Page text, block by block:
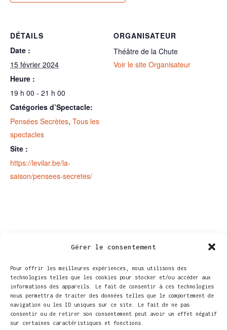
Gérer le consentement
Pour offrir les meilleures expériences, nous utilisons des
technologies telles que les cookies pour stocker et/ou accéder aux
informations des appareils. Le fait de consentir à ces technologies
nous permettra de traiter des données telles que le comportement de
navigation ou les ID uniques sur ce site. Le fait de ne pas
consentir ou de retirer son consentement peut avoir un effet négatif
sur certaines caractéristiques et fonctions.
DÉTAILS
Date :
15 février 2024
Heure :
19 h 00 - 21 h 00
Catégories d’Spectacle:
Pensées Secrètes, Tous les
spectacles
Site :
https://levilar.be/la-
saison/pensees-secretes/
ORGANISATEUR
Théâtre de la Chute
Voir le site Organisateur